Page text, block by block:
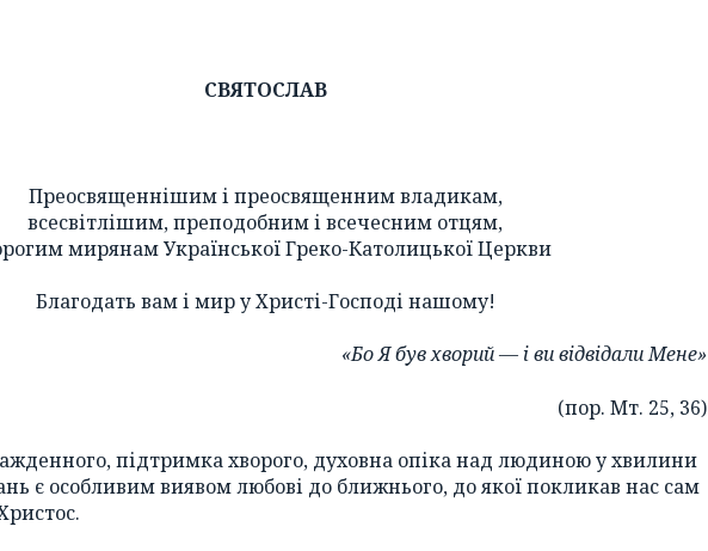
СВЯТОСЛАВ
Преосвященнішим і преосвященним владикам,
всесвітлішим, преподобним і всечесним отцям,
мирянам Української Греко-Католицької Церкви
Благодать вам і мир у Христі-Господі нашому!
«Бо Я був хворий — і ви відвідали Мене»
(пор. Мт. 25, 36)
підтримка хворого, духовна опіка над людиною у хвилини
є особливим виявом любові до ближнього, до якої покликав нас сам